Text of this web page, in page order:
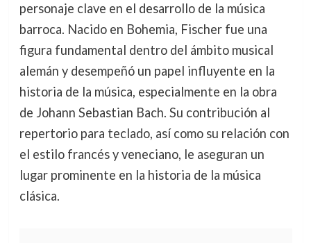
personaje clave en el desarrollo de la música
barroca. Nacido en Bohemia, Fischer fue una
figura fundamental dentro del ámbito musical
alemán y desempeñó un papel influyente en la
historia de la música, especialmente en la obra
de Johann Sebastian Bach. Su contribución al
repertorio para teclado, así como su relación con
el estilo francés y veneciano, le aseguran un
lugar prominente en la historia de la música
clásica.